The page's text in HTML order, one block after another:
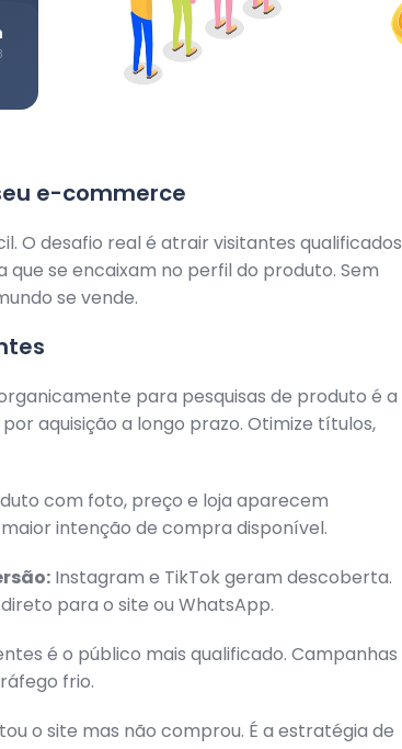
e-commerce
O desafio real é atrair visitantes qualificados
se encaixam no perfil do produto. Sem
se vende.
para pesquisas de produto é a
aquisição a longo prazo. Otimize títulos,
com foto, preço e loja aparecem
intenção de compra disponível.
Instagram e TikTok geram descoberta.
para o site ou WhatsApp.
é o público mais qualificado. Campanhas
frio.
o site mas não comprou. É a estratégia de